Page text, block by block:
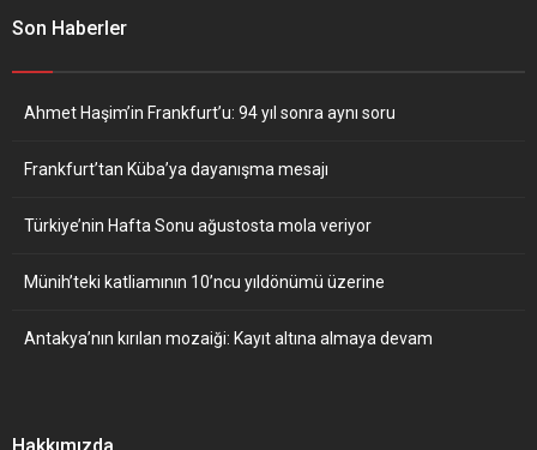
Son Haberler
Ahmet Haşim’in Frankfurt’u: 94 yıl sonra aynı soru
Frankfurt’tan Küba’ya dayanışma mesajı
Türkiye’nin Hafta Sonu ağustosta mola veriyor
Münih’teki katliamının 10’ncu yıldönümü üzerine
Antakya’nın kırılan mozaiği: Kayıt altına almaya devam
Hakkımızda